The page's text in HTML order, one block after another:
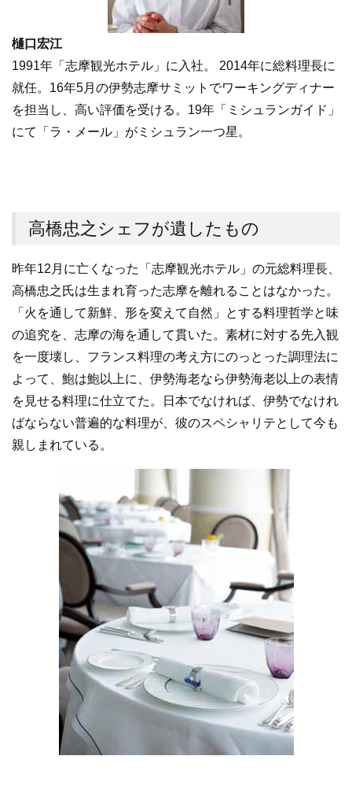
樋口宏江
1991年「志摩観光ホテル」に入社。 2014年に総料理長に
就任。16年5月の伊勢志摩サミットでワーキングディナー
を担当し、高い評価を受ける。19年「ミシュランガイド」
にて「ラ・メール」がミシュラン一つ星。
高橋忠之シェフが遺したもの
昨年12月に亡くなった「志摩観光ホテル」の元総料理長、
高橋忠之氏は生まれ育った志摩を離れることはなかった。
「火を通して新鮮、形を変えて自然」とする料理哲学と味
の追究を、志摩の海を通して貫いた。素材に対する先入観
を一度壊し、フランス料理の考え方にのっとった調理法に
よって、鮑は鮑以上に、伊勢海老なら伊勢海老以上の表情
を見せる料理に仕立てた。日本でなければ、伊勢でなけれ
ばならない普遍的な料理が、彼のスペシャリテとして今も
親しまれている。